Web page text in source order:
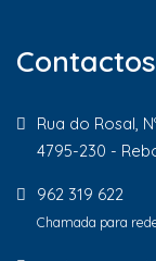
Contactos
Rua do Rosal,
4795-230 -
962 319 622
Chamada para